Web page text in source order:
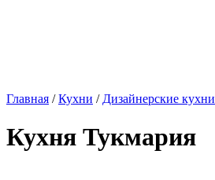
Главная /Кухни / Дизайнерские кухни
Кухня Тукмария